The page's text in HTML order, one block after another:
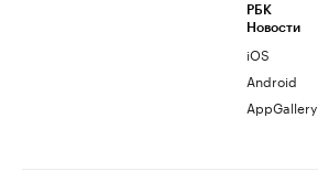
РБК
Новости
iOS
Android
AppGallery